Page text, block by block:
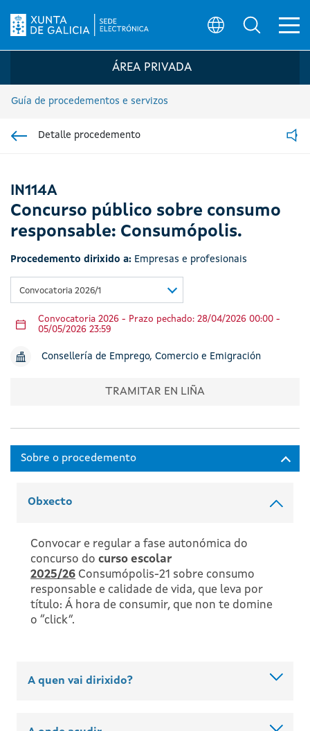
Logo da Sede electrónica da Xunta de
ÁREA PRIVADA
Guía de procedementos e servizos
Detalle procedemento
IN114A
Concurso público sobre consumo
responsable: Consumópolis.
Procedemento dirixido a: Empresas e profesionais
Convocatoria 2026/1
Convocatoria 2026 - Prazo pechado: 28/04/2026 00:00 -
05/05/2026 23:59
Consellería de Emprego, Comercio e Emigración
TRAMITAR EN LIÑA
Obxecto
Convocar e regular a fase autonómica do
concurso do curso escolar
2025/26 Consumópolis-21 sobre consumo
responsable e calidade de vida, que leva por
título: Á hora de consumir, que non te domine
o “click”.
A quen vai dirixido?